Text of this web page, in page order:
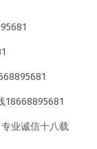
18668895681
业诚信十八载